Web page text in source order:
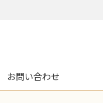
お問い合わせ